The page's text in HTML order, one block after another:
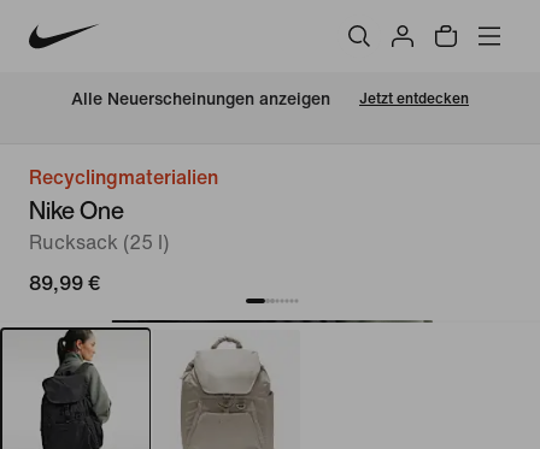
Alle Neuerscheinungen anzeigen Jetzt entdecken
Recyclingmaterialien
Nike One
Rucksack (25 l)
89,99 €